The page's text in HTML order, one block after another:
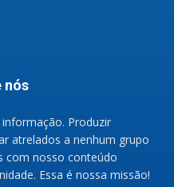
nós
Produzir
atrelados a nenhum grupo
com nosso conteúdo
Essa é nossa missão!